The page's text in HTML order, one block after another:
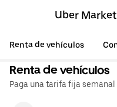
Uber
Renta de vehículos
Renta de vehículos
Paga una tarifa fija